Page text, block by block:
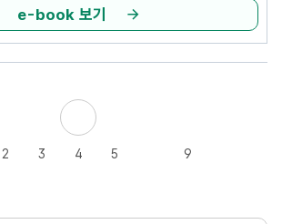
e-book 보기
2 3 4 5 9